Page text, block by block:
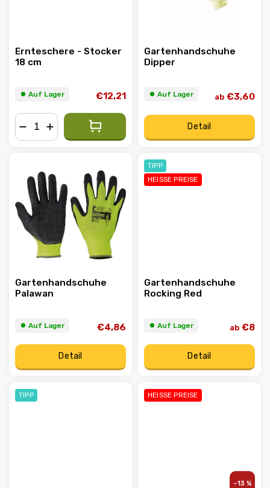
Ernteschere - Stocker
18 cm
⏺︎ Auf Lager €12,21
Gartenhandschuhe
Dipper
⏺︎ Auf Lager ab €3,60
Detail
Gartenhandschuhe
Palawan
⏺︎ Auf Lager €4,86
Detail
TIPP
HEISSE PREISE
Gartenhandschuhe
Rocking Red
⏺︎ Auf Lager ab €8
Detail
TIPP HEISSE PREISE
–13 %